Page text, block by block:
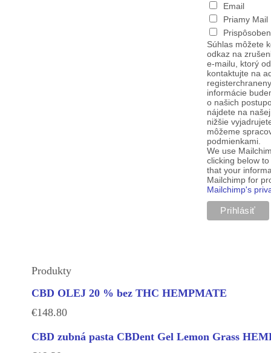
Email
Priamy Mail
Súhlas môžete
odkaz na
e-mailu, ktorý
kontaktujte na
informácie
o našich
nájdete na
nižšie
môžeme
podmienkami.
We use
clicking below
that your
Mailchimp for
Mailchimp's
Produkty
CBD OLEJ 20 % bez THC HEMPMATE
€148.80
CBD zubná pasta CBDent Gel Lemon Grass